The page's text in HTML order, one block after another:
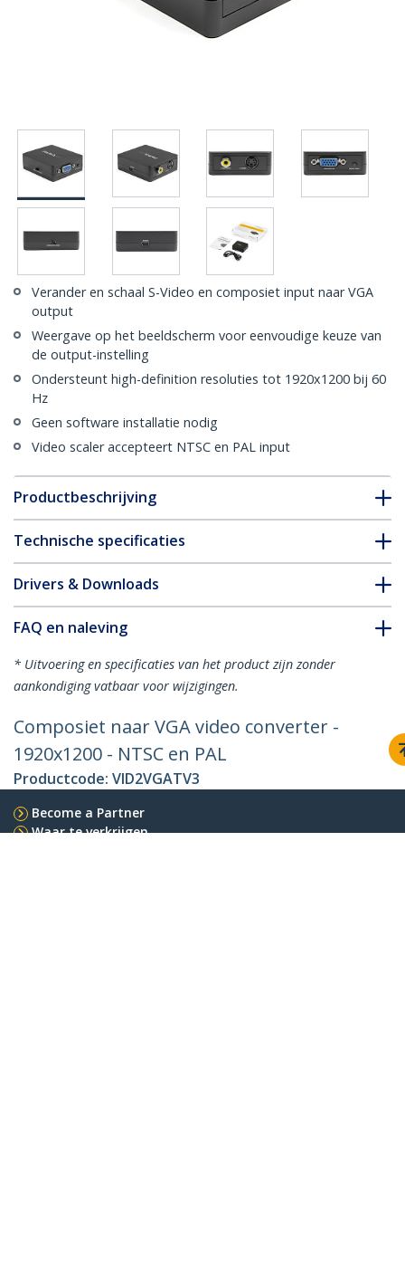
Verander en schaal S-Video en composiet input naar VGA
output
Weergave op het beeldscherm voor eenvoudige keuze van
de output-instelling
Ondersteunt high-definition resoluties tot 1920x1200 bij 60
Hz
Geen software installatie nodig
Video scaler accepteert NTSC en PAL input
Productbeschrijving
Technische specificaties
Drivers & Downloads
FAQ en naleving
* Uitvoering en specificaties van het product zijn zonder
aankondiging vatbaar voor wijzigingen.
Composiet naar VGA video converter -
1920x1200 - NTSC en PAL
Productcode: VID2VGATV3
Become a Partner
Waar te verkrijgen